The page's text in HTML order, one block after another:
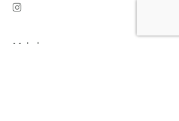
Makelaars